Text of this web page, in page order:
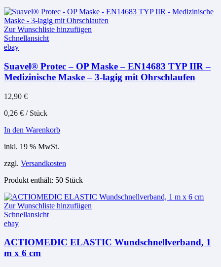
Zur Wunschliste hinzufügen
Schnellansicht
ebay
Suavel® Protec – OP Maske – EN14683 TYP IIR –
Medizinische Maske – 3-lagig mit Ohrschlaufen
12,90 €
0,26 € / Stück
In den Warenkorb
inkl. 19 % MwSt.
zzgl. Versandkosten
Produkt enthält: 50 Stück
Zur Wunschliste hinzufügen
Schnellansicht
ebay
ACTIOMEDIC ELASTIC Wundschnellverband, 1
m x 6 cm